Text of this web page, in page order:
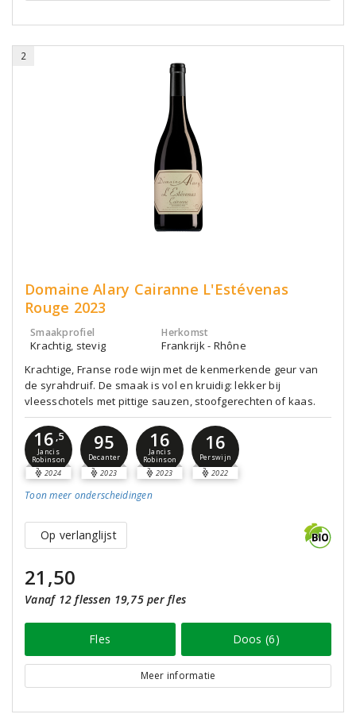
2
Domaine Alary Cairanne L'Estévenas
Rouge 2023
Smaakprofiel
Krachtig, stevig
Herkomst
Frankrijk - Rhône
Krachtige, Franse rode wijn met de kenmerkende geur van
de syrahdruif. De smaak is vol en kruidig: lekker bij
vleesschotels met pittige sauzen, stoofgerechten of kaas.
16 ,5
Jancis
Robinson
2024
95
Decanter
2023
16
Jancis
Robinson
2023
16
Perswijn
2022
Toon meer onderscheidingen
Op verlanglijst
21,50
Vanaf 12 flessen 19,75 per fles
Fles Doos (6)
Meer informatie